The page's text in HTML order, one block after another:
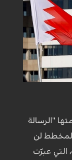
"الرسالة
لن
التي عبرّت